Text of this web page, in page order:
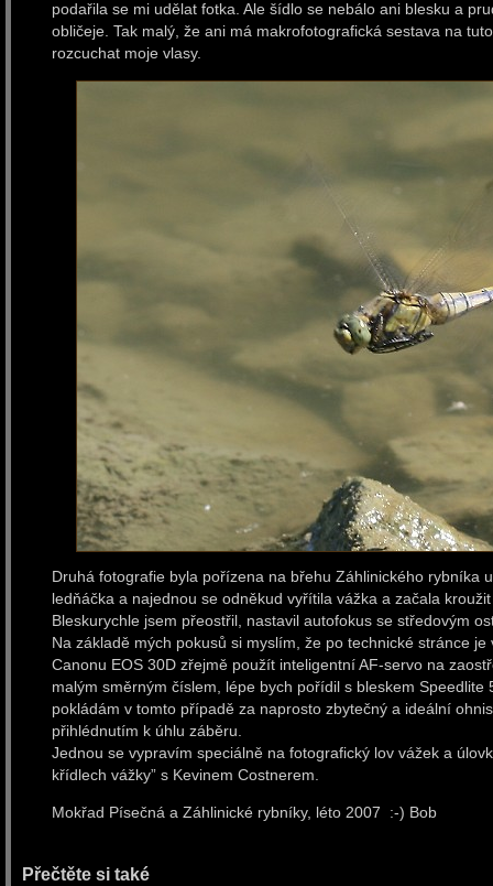
podařila se mi udělat fotka. Ale šídlo se nebálo ani blesku a
obličeje. Tak malý, že ani má makrofotografická sestava na
rozcuchat moje vlasy.
Druhá fotografie byla pořízena na břehu Záhlinického rybníka
ledňáčka a najednou se odněkud vyřítila vážka a začala
Bleskurychle jsem přeostřil, nastavil autofokus se středovým
Na základě mých pokusů si myslím, že po technické stránce
Canonu EOS 30D zřejmě použít inteligentní AF-servo na
malým směrným číslem, lépe bych pořídil s bleskem
pokládám v tomto případě za naprosto zbytečný a ideální
přihlédnutím k úhlu záběru.
Jednou se vypravím speciálně na fotografický lov vážek a
křídlech vážky” s Kevinem Costnerem.
Mokřad Písečná a Záhlinické rybníky, léto 2007 :-) Bob
Přečtěte si také